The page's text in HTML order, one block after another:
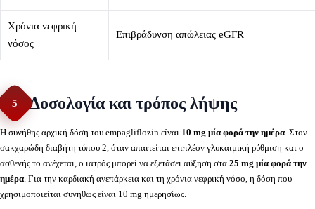
Χρόνια νεφρική
νόσος
Επιβράδυνση απώλειας eGFR
5 Δοσολογία και τρόπος λήψης
Η συνήθης αρχική δόση του empagliflozin είναι 10 mg μία φορά την ημέρα. Στον
σακχαρώδη διαβήτη τύπου 2, όταν απαιτείται επιπλέον γλυκαιμική ρύθμιση και ο
ασθενής το ανέχεται, ο ιατρός μπορεί να εξετάσει αύξηση στα 25 mg μία φορά την
ημέρα. Για την καρδιακή ανεπάρκεια και τη χρόνια νεφρική νόσο, η δόση που
χρησιμοποιείται συνήθως είναι 10 mg ημερησίως.